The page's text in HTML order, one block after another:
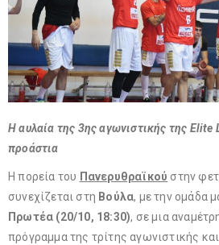
Η αυλαία της 3ης αγωνιστικής της Elite
προάστια
Η πορεία του Πανερυθραϊκού στην
συνεχίζεται στη Βούλα, με την ομάδα
Πρωτέα (20/10, 18:30), σε μια
πρόγραμμα της τρίτης αγωνιστικής